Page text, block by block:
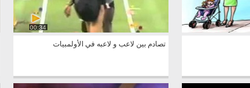
00:34
تصادم بين لاعب و لاعبه في الأولمبيات